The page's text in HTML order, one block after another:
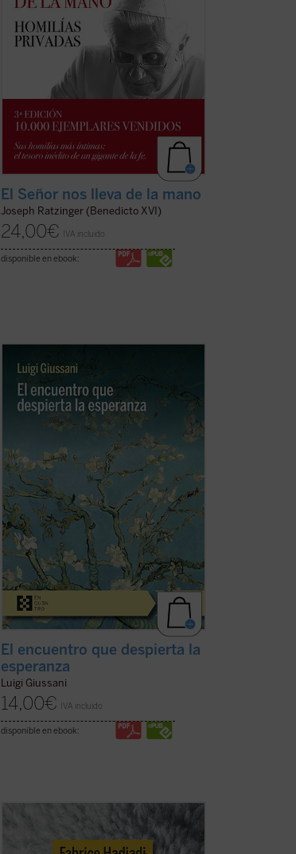
El Señor nos lleva de la mano
Joseph Ratzinger (Benedicto XVI)
24,00€ IVA incluido
disponible en ebook:
Estas páginas ofrecen las lecciones, el
diálogo en asamblea y la síntesis, hasta
ahora inéditos, de Luigi Giussani con
jóvenes universitarios de Comunión y
Liberación en 1985. Giussani propone
una inversión de perspectiva: las
necesidades ...
(ver ficha)
El encuentro que despierta la
esperanza
Luigi Giussani
14,00€ IVA incluido
disponible en ebook:
Fabrice Hadjadj nos sumerge en las
raíces del mal, donde, según el Evangelio,